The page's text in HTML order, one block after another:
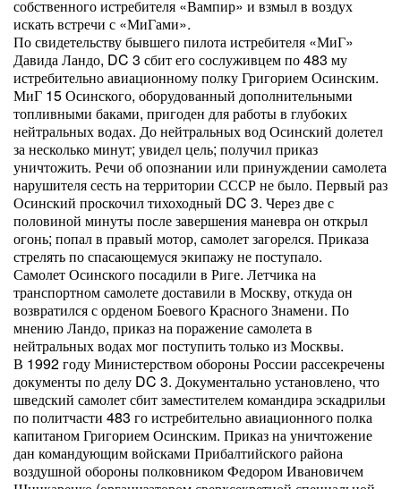
собственного истребителя «Вампир» и взмыл в воздух
искать встречи с «МиГами».
По свидетельству бывшего пилота истребителя «МиГ»
Давида Ландо, DC 3 сбит его сослуживцем по 483 му
истребительно авиационному полку Григорием Осинским.
МиГ 15 Осинского, оборудованный дополнительными
топливными баками, пригоден для работы в глубоких
нейтральных водах. До нейтральных вод Осинский долетел
за несколько минут; увидел цель; получил приказ
уничтожить. Речи об опознании или принуждении самолета
нарушителя сесть на территории СССР не было. Первый раз
Осинский проскочил тихоходный DC 3. Через две с
половиной минуты после завершения маневра он открыл
огонь; попал в правый мотор, самолет загорелся. Приказа
стрелять по спасающемуся экипажу не поступало.
Самолет Осинского посадили в Риге. Летчика на
транспортном самолете доставили в Москву, откуда он
возвратился с орденом Боевого Красного Знамени. По
мнению Ландо, приказ на поражение самолета в
нейтральных водах мог поступить только из Москвы.
В 1992 году Министерством обороны России рассекречены
документы по делу DC 3. Документально установлено, что
шведский самолет сбит заместителем командира эскадрильи
по политчасти 483 го истребительно авиационного полка
капитаном Григорием Осинским. Приказ на уничтожение
дан командующим войсками Прибалтийского района
воздушной обороны полковником Федором Ивановичем